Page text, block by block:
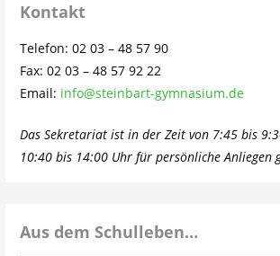
Kontakt
Telefon: 02 03 – 48 57 90
Fax: 02 03 – 48 57 92 22
Email: info@steinbart-gymnasium.de
Das Sekretariat ist in der Zeit von 7:45 bis
10:40 bis 14:00 Uhr für persönliche Anliegen
Aus dem Schulleben…